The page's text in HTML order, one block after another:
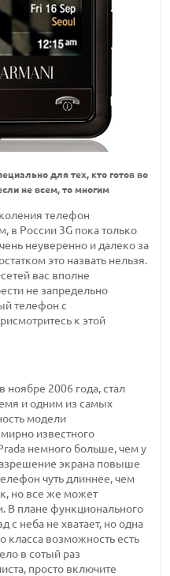
для тех, кто готов во
не всем, то многим
телефон
в России 3G пока только
неуверенно и далеко за
это назвать нельзя.
вас вполне
не запредельно
телефон с
к этой
2006 года, стал
и одним из самых
модели
известного
немного больше, чем у
экрана повыше
чуть длиннее, чем
но все же может
В плане функционального
с неба не хватает, но одна
класса возможность есть
в сотый раз
просто включите